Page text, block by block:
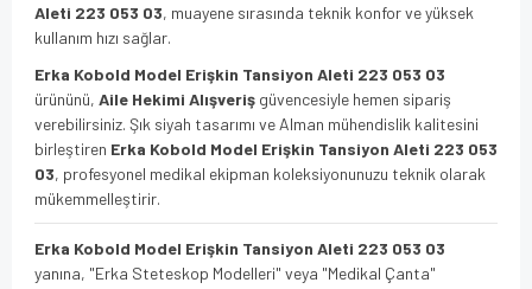
Aleti 223 053 03, muayene sırasında teknik konfor ve yüksek
kullanım hızı sağlar.
Erka Kobold Model Erişkin Tansiyon Aleti 223 053 03
ürününü, Aile Hekimi Alışveriş güvencesiyle hemen sipariş
verebilirsiniz. Şık siyah tasarımı ve Alman mühendislik kalitesini
birleştiren Erka Kobold Model Erişkin Tansiyon Aleti 223 053
03, profesyonel medikal ekipman koleksiyonunuzu teknik olarak
mükemmelleştirir.
Erka Kobold Model Erişkin Tansiyon Aleti 223 053 03
yanına, "Erka Steteskop Modelleri" veya "Medikal Çanta"